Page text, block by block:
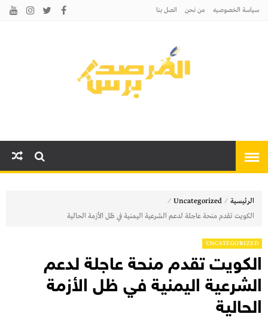
سياسة الخصوصيه من نحن اتصل بنا
الرئيسية ⁄
Uncategorized
⁄
الكويت تقدم منحة عاجلة لدعم الشرعية اليمنية في ظل الأزمة الحالية
UNCATEGORIZED
الكويت تقدم منحة عاجلة لدعم
الشرعية اليمنية في ظل الأزمة
الحالية